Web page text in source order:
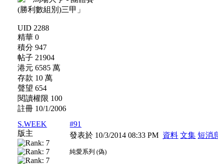
UID 2288
精華 0
積分 947
帖子 21904
港元 6585 萬
存款 10 萬
聲望 654
閱讀權限 100
註冊 10/1/2006
S.WEEK
版主
#91
發表於 10/3/2014 08:33 PM 資料 文集 短消
純愛系列 (偽)